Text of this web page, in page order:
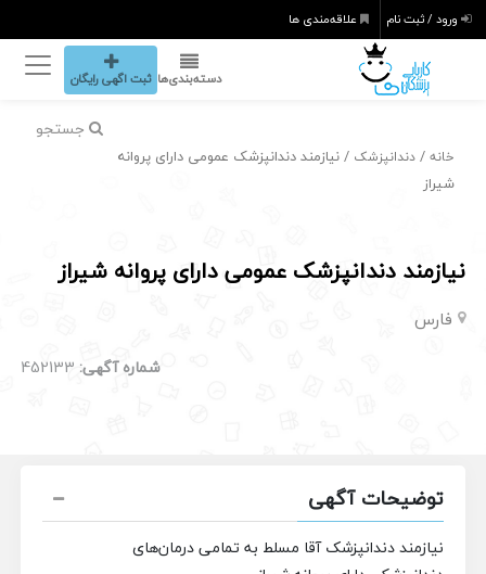
ورود / ثبت نام علاقه‌مندی ها
دسته‌بندی‌ها ثبت اگهی رایگان
جستجو
خانه /دندانپزشک / نیازمند دندانپزشک عمومی دارای پروانه
شیراز
نیازمند دندانپزشک عمومی دارای پروانه شیراز
فارس
شماره آگهی: 452133
توضیحات آگهی
نیازمند دندانپزشک آقا مسلط به تمامی درمان‌های